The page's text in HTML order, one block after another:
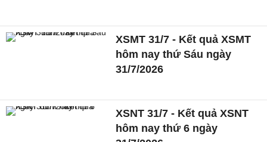
XSMT 31/7 - Kết quả XSMT
hôm nay thứ Sáu ngày
31/7/2026
XSNT 31/7 - Kết quả XSNT
hôm nay thứ 6 ngày